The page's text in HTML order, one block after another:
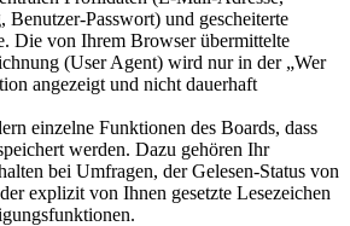
Passwort) und gescheiterte
Die von Ihrem Browser übermittelte
(User Agent) wird nur in der „Wer
angezeigt und nicht dauerhaft
einzelne Funktionen des Boards, dass
werden. Dazu gehören Ihr
bei Umfragen, der Gelesen-Status von
explizit von Ihnen gesetzte Lesezeichen